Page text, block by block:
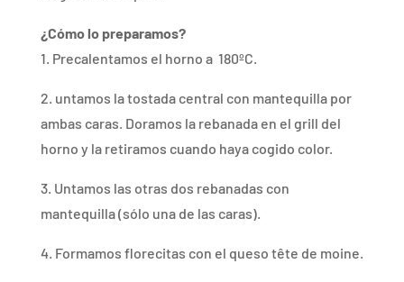
¿Cómo lo preparamos?
1. Precalentamos el horno a 180ºC.
2. untamos la tostada central con mantequilla por
ambas caras. Doramos la rebanada en el grill del
horno y la retiramos cuando haya cogido color.
3. Untamos las otras dos rebanadas con
mantequilla (sólo una de las caras).
4. Formamos florecitas con el queso tête de moine.